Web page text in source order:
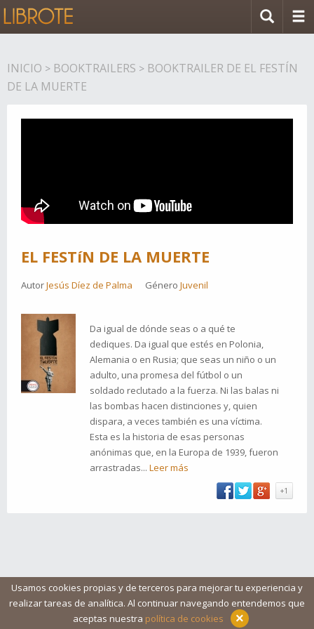
Usamos cookies propias y de terceros para mejorar tu experiencia y
realizar tareas de analítica. Al continuar navegando entendemos que
aceptas nuestra política de cookies ×
INICIO > BOOKTRAILERS > BOOKTRAILER DE EL FESTÍN
DE LA MUERTE
EL FESTíN DE LA MUERTE
AutorJesús Díez de Palma Género Juvenil
Da igual de dónde seas o a qué te
dediques. Da igual que estés en Polonia,
Alemania o en Rusia; que seas un niño o un
adulto, una promesa del fútbol o un
soldado reclutado a la fuerza. Ni las balas ni
las bombas hacen distinciones y, quien
dispara, a veces también es una víctima.
Esta es la historia de esas personas
anónimas que, en la Europa de 1939, fueron
arrastradas... Leer más
+1
Aviso legal